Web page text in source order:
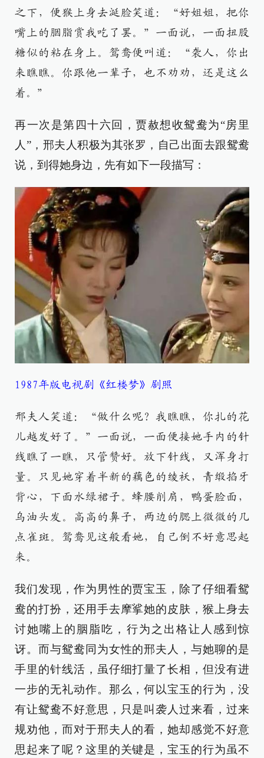
之下，便猴上身去涎脸笑道：“好姐姐，把你
嘴上的胭脂赏我吃了罢。”一面说，一面扭股
糖似的粘在身上。鸳鸯便叫道：“袭人，你出
来瞧瞧。你跟他一辈子，也不劝劝，还是这么
着。”
再一次是第四十六回，贾赦想收鸳鸯为“房里
人”，邢夫人积极为其张罗，自己出面去跟鸳鸯
说，到得她身边，先有如下一段描写：
1987年版电视剧《红楼梦》剧照
邢夫人笑道：“做什么呢？我瞧瞧，你扎的花
儿越发好了。”一面说，一面便接她手内的针
线瞧了一瞧，只管赞好。放下针线，又浑身打
量。只见她穿着半新的藕色的绫袄，青缎掐牙
背心，下面水绿裙子。蜂腰削肩，鸭蛋脸面，
乌油头发。高高的鼻子，两边的腮上微微的几
点雀斑。鸳鸯见这般看她，自己倒不好意思起
来。
我们发现，作为男性的贾宝玉，除了仔细看鸳
鸯的打扮，还用手去摩挲她的皮肤，猴上身去
讨她嘴上的胭脂吃，行为之出格让人感到惊
讶。而与鸳鸯同为女性的邢夫人，与她聊的是
手里的针线活，虽仔细打量了长相，但没有进
一步的无礼动作。那么，何以宝玉的行为，没
有让鸳鸯不好意思，只是叫袭人过来看，过来
规劝他，而对于邢夫人的看，她却感觉不好意
思起来了呢？这里的关键是，宝玉的行为虽不